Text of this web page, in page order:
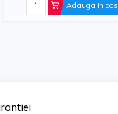
Adauga in cos